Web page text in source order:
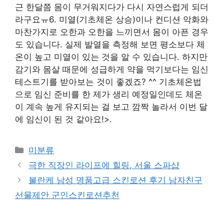
근 한달쯤 몸이 무거워지다가 다시 자연스럽게 되더
라구요ㅠ6. 미열(기초체온 상승)이나 컨디션 악화와
마찬가지로 오한과 오한을 느끼면서 몸이 아픈 경우
도 있습니다. 실제 발열을 측정해 보면 평소보다 체
온이 높고 미열이 있는 것을 알 수 있습니다. 하지만
감기와 몸살 때문에 성급하게 약을 먹기보다는 임신
테스트기를 받아보는 것이 좋겠죠? ^^ 기초체온법
으로 임신 준비를 한 제가 생리 예정일인데도 체온
이 계속 높게 유지되는 걸 보고 깜짝 놀라서 이번 달
에 임신이 된 것 같아요!>.
Categories
미분류
극한 직장인 라이프에 힐링, 서울 스파샵
불란케 남성 명품고급 스킨로션 후기 남자친구
선물제안 군인스킨로션추천